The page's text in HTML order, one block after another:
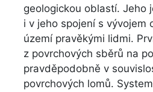
geologickou oblastí. Jeho
i v jeho spojení s vývojem
území pravěkými lidmi.
z povrchových sběrů na
pravděpodobně v
povrchových lomů.